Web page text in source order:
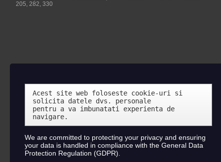
205, 282, 330
Acest site web foloseste cookie-uri si
solicita datele dvs. personale
pentru a va imbunatati experienta de
navigare.
We are committed to protecting your privacy and ensuring
your data is handled in compliance with the General Data
Protection Regulation (GDPR)